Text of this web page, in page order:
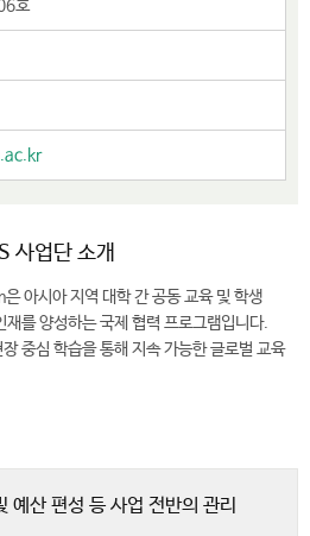
호
업단 소개
아시아 지역 대학 간 공동 교육 및 학생
를 양성하는 국제 협력 프로그램입니다.
중심 학습을 통해 지속 가능한 글로벌 교육
예산 편성 등 사업 전반의 관리